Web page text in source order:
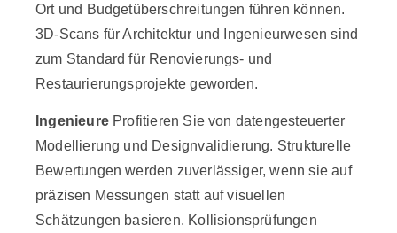
Ort und Budgetüberschreitungen führen können.
3D-Scans für Architektur und Ingenieurwesen sind
zum Standard für Renovierungs- und
Restaurierungsprojekte geworden.
IngenieureProfitieren Sie von datengesteuerter
Modellierung und Designvalidierung. Strukturelle
Bewertungen werden zuverlässiger, wenn sie auf
präzisen Messungen statt auf visuellen
Schätzungen basieren. Kollisionsprüfungen